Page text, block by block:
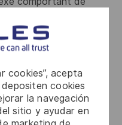
cookies”, acepta
cookies
la navegación
sitio y ayudar en
et disposez d’une
reconnait
notre meilleur
!